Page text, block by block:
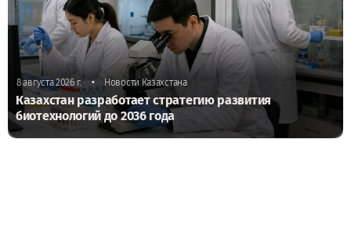
8 августа 2026 г. • Новости Казахстана
Казахстан разработает стратегию развития
биотехнологий до 2036 года